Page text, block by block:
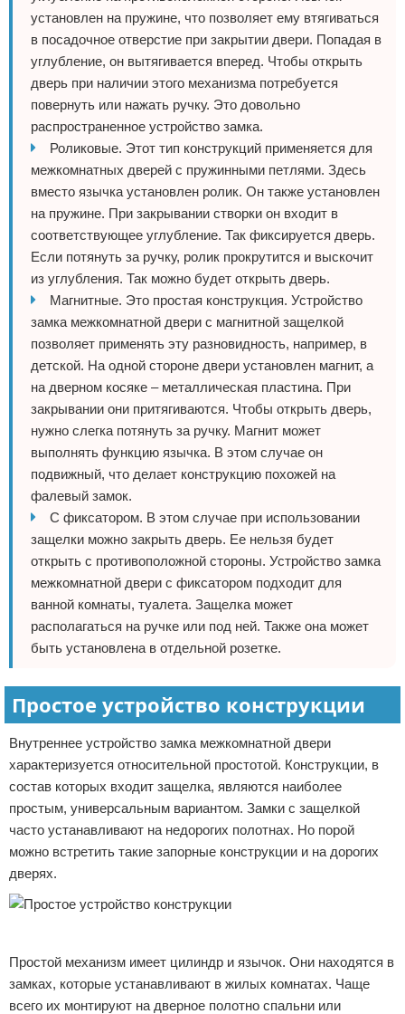
установлен на пружине, что позволяет ему втягиваться
в посадочное отверстие при закрытии двери. Попадая в
углубление, он вытягивается вперед. Чтобы открыть
дверь при наличии этого механизма потребуется
повернуть или нажать ручку. Это довольно
распространенное устройство замка.
Роликовые. Этот тип конструкций применяется для
межкомнатных дверей с пружинными петлями. Здесь
вместо язычка установлен ролик. Он также установлен
на пружине. При закрывании створки он входит в
соответствующее углубление. Так фиксируется дверь.
Если потянуть за ручку, ролик прокрутится и выскочит
из углубления. Так можно будет открыть дверь.
Магнитные. Это простая конструкция. Устройство
замка межкомнатной двери с магнитной защелкой
позволяет применять эту разновидность, например, в
детской. На одной стороне двери установлен магнит, а
на дверном косяке – металлическая пластина. При
закрывании они притягиваются. Чтобы открыть дверь,
нужно слегка потянуть за ручку. Магнит может
выполнять функцию язычка. В этом случае он
подвижный, что делает конструкцию похожей на
фалевый замок.
С фиксатором. В этом случае при использовании
защелки можно закрыть дверь. Ее нельзя будет
открыть с противоположной стороны. Устройство замка
межкомнатной двери с фиксатором подходит для
ванной комнаты, туалета. Защелка может
располагаться на ручке или под ней. Также она может
быть установлена в отдельной розетке.
Простое устройство конструкции
Внутреннее устройство замка межкомнатной двери
характеризуется относительной простотой. Конструкции, в
состав которых входит защелка, являются наиболее
простым, универсальным вариантом. Замки с защелкой
часто устанавливают на недорогих полотнах. Но порой
можно встретить такие запорные конструкции и на дорогих
дверях.
Простой механизм имеет цилиндр и язычок. Они находятся в
замках, которые устанавливают в жилых комнатах. Чаще
всего их монтируют на дверное полотно спальни или